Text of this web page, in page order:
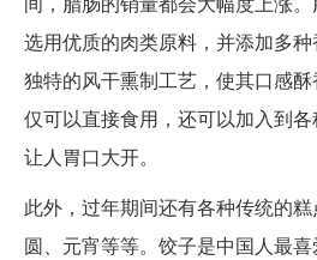
选用优质的肉类原料，并添加多
独特的风干熏制工艺，使其口感
仅可以直接食用，还可以加入到各
让人胃口大开。
此外，过年期间还有各种传统的
圆、元宵等等。饺子是中国人最